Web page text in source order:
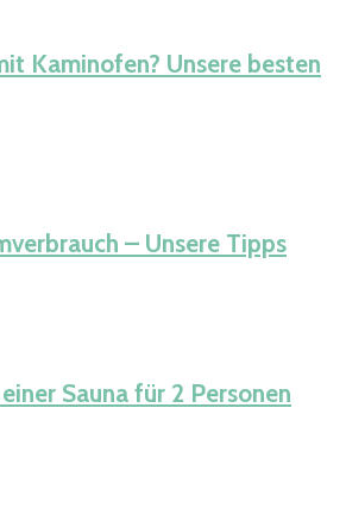
Kaminofen? Unsere besten
– Unsere Tipps
Sauna für 2 Personen